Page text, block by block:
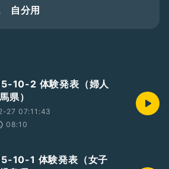
自分用
10-2 体験発表（婦人
県）
27 07:11:43
08:10
10-1 体験発表（女子